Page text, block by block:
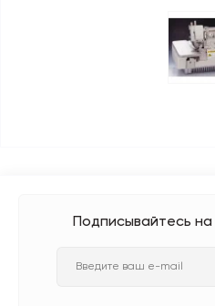
Подписывайтесь